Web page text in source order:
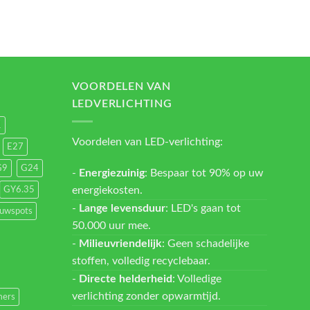
E27
G24
GY6.35
VOORDELEN VAN
LEDVERLICHTING
Voordelen van LED-verlichting:
- Energiezuinig: Bespaar tot 90% op uw
energiekosten.
- Lange levensduur: LED's gaan tot
50.000 uur mee.
- Milieuvriendelijk: Geen schadelijke
stoffen, volledig recyclebaar.
- Directe helderheid: Volledige
verlichting zonder opwarmtijd.